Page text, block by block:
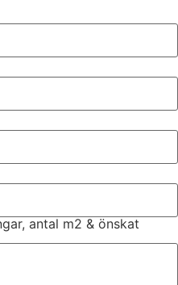
antal m2 & önskat